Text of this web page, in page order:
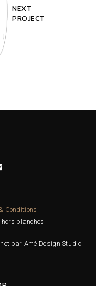
NEXT
PROJECT
Conditions
planches
par Amé Design Studio